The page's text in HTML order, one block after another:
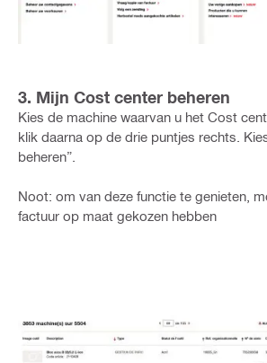
3. Mijn Cost center beheren
Kies de machine waarvan u het Cost
klik daarna op de drie puntjes rechts.
beheren”.
Noot: om van deze functie te genieten,
factuur op maat gekozen hebben